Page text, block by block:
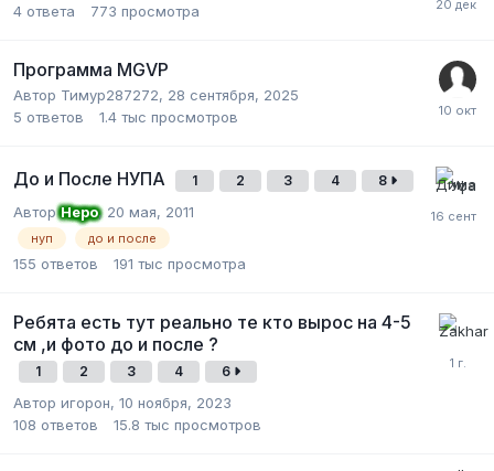
4 ответа 773 просмотра
Программа MGVP
Автор Тимур287272, 28 сентября, 2025
5 ответов 1.4 тыс просмотров
До и После НУПА 1 2 3 4 8
АвторНеро, 20 мая, 2011
нуп до и после
155 ответов 191 тыс просмотра
Ребята есть тут реально те кто вырос на 4-5
см ,и фото до и после ?
1 2 3 4 6
Автор игорон, 10 ноября, 2023
108 ответов 15.8 тыс просмотров